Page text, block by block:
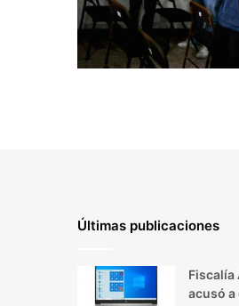
Últimas publicaciones
acusó a